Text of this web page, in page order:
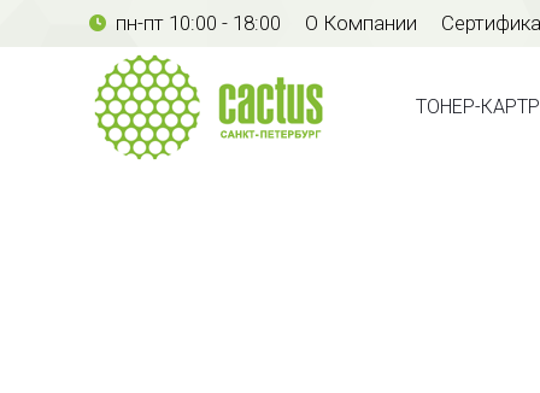
пн-пт 10:00 - 18:00 О Компании
ТОНЕР-